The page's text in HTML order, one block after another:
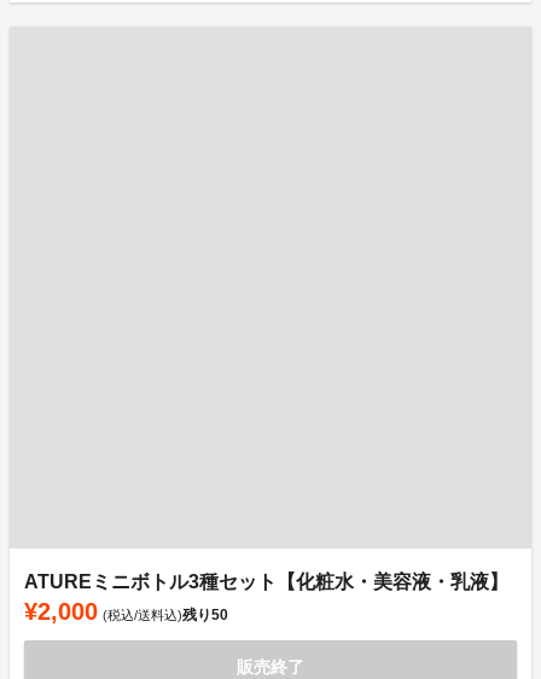
ATUREミニボトル3種セット【化粧水・美容液・乳液】
¥2,000 (税込/送料込)残り50
販売終了